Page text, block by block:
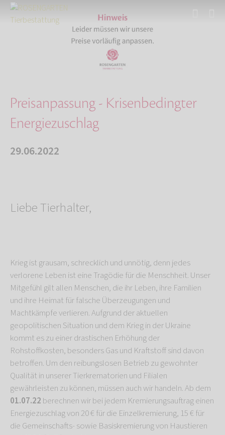
Aktuelles
Preisanpassung - Krisenbedingter Energiezusch…
Preisanpassung - Krisenbedingter
Energiezuschlag
29.06.2022
Liebe Tierhalter,
Krieg ist grausam, schrecklich und unnötig, denn jedes
verlorene Leben ist eine Tragödie für die Menschheit. Unser
Mitgefühl gilt allen Menschen, die ihr Leben, ihre Familien
und ihre Heimat für falsche Überzeugungen und
Machtkämpfe verlieren. Aufgrund der aktuellen
geopolitischen Situation und dem Krieg in der Ukraine
kommt es zu einer drastischen Erhöhung der
Rohstoffkosten, besonders Gas und Kraftstoff sind davon
betroffen. Um den reibungslosen Betrieb zu gewohnter
Qualität in unserer Tierkrematorien und Filialen
gewährleisten zu können, müssen auch wir handeln. Ab dem
01.07.22 berechnen wir bei jedem Kremierungsauftrag einen
Energiezuschlag von 20 € für die Einzelkremierung, 15 € für
die Gemeinschafts- sowie Basiskremierung von Haustieren